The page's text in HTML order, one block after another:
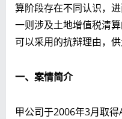
算阶段存在不同认识，
一则涉及土地增值税清
可以采用的抗辩理由，供
一、 案情简介
甲公司于2006年3月取